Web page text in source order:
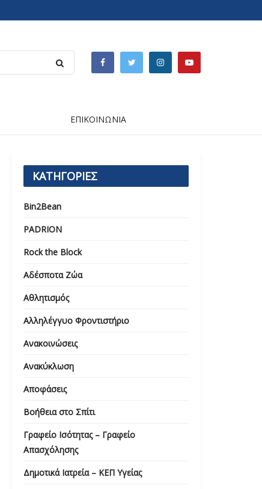
ΕΠΙΚΟΙΝΩΝΙΑ
ΚΑΤΗΓΟΡΙΕΣ
Bin2Bean
PADRION
Rock the Block
Αδέσποτα Ζώα
Αθλητισμός
Αλληλέγγυο Φροντιστήριο
Ανακοινώσεις
Ανακύκλωση
Αποφάσεις
Βοήθεια στο Σπίτι
Γραφείο Ισότητας – Γραφείο
Απασχόλησης
Δημοτικά Ιατρεία – ΚΕΠ Υγείας